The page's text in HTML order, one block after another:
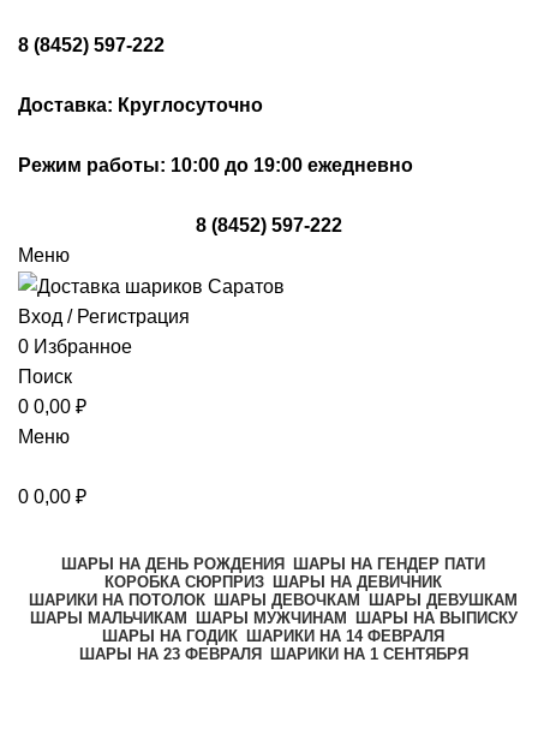
8 (8452) 597-222
Доставка: Круглосуточно
Режим работы: 10:00 до 19:00 ежедневно
8 (8452) 597-222
Меню
Вход / Регистрация
0 Избранное
Поиск
0 0,00 ₽
Меню
0 0,00 ₽
ШАРЫ НА ДЕНЬ РОЖДЕНИЯ
ШАРЫ НА ГЕНДЕР ПАТИ
КОРОБКА СЮРПРИЗ ШАРЫ НА ДЕВИЧНИК
ШАРИКИ НА ПОТОЛОК ШАРЫ ДЕВОЧКАМ
ШАРЫ ДЕВУШКАМ
ШАРЫ МАЛЬЧИКАМ
ШАРЫ МУЖЧИНАМ
ШАРЫ НА ВЫПИСКУ
ШАРЫ НА ГОДИК ШАРИКИ НА 14 ФЕВРАЛЯ
ШАРЫ НА 23 ФЕВРАЛЯ
ШАРИКИ НА 1 СЕНТЯБРЯ